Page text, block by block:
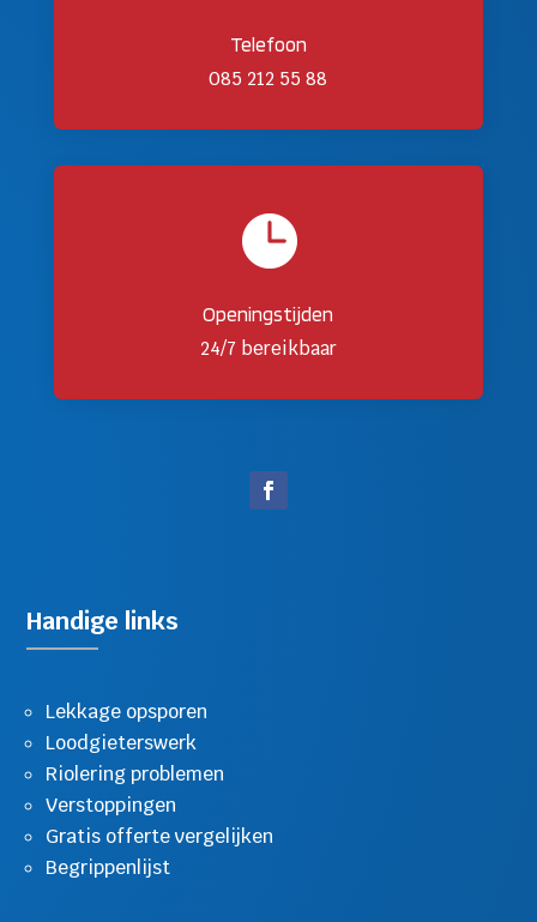
Telefoon
085 212 55 88

Openingstijden
24/7 bereikbaar
Handige links
Lekkage opsporen
Loodgieterswerk
Riolering problemen
Verstoppingen
Gratis offerte vergelijken
Begrippenlijst